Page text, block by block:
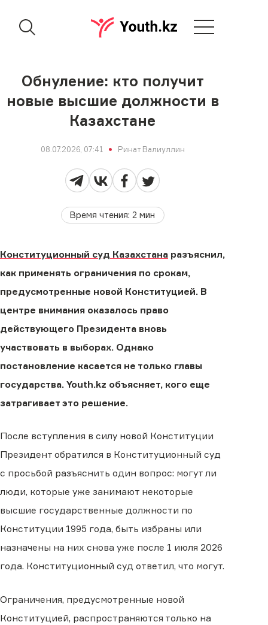
Обнуление: кто получит
новые высшие должности в
Казахстане
08.07.2026, 07:41 Ринат Валиуллин
Время чтения:2 мин
Конституционный суд Казахстана разъяснил,
как применять ограничения по срокам,
предусмотренные новой Конституцией. В
центре внимания оказалось право
действующего Президента вновь
участвовать в выборах. Однако
постановление касается не только главы
государства. Youth.kz объясняет, кого еще
затрагивает это решение.
После вступления в силу новой Конституции
Президент обратился в Конституционный суд
с просьбой разъяснить один вопрос: могут ли
люди, которые уже занимают некоторые
высшие государственные должности по
Конституции 1995 года, быть избраны или
назначены на них снова уже после 1 июля 2026
года. Конституционный суд ответил, что могут.
Ограничения, предусмотренные новой
Конституцией, распространяются только на